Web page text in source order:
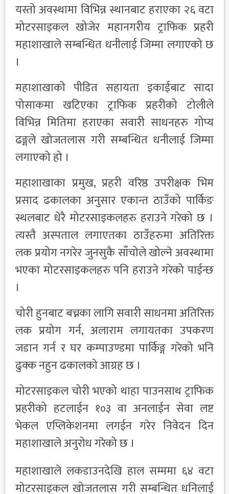
यस्तो अवस्थामा विभिन्न स्थानबाट हराएका २६ वटा
मोटरसाइकल खोजेर महानगरीय ट्राफिक प्रहरी
महाशाखाले सम्बन्धित धनीलाई जिम्मा लगाएको छ
।
महाशाखाको पीडित सहायता इकाईबाट सादा
पोसाकमा खटिएका ट्राफिक प्रहरीको टोलीले
विभिन्न मितिमा हराएका सवारी साधनहरु गोप्य
ढङ्गले खोजतलास गरी सम्बन्धित धनीलाई जिम्मा
लगाएको हो ।
महाशाखाका प्रमुख, प्रहरी वरिष्ठ उपरीक्षक भिम
प्रसाद ढकालका अनुसार एकान्त ठाउँको पार्किङ
स्थलबाट धेरै मोटरसाइकलहरु हराउने गरेको छ ।
त्यस्तै अस्पताल लगाएतका ठाउँहरुमा अतिरिक्त
लक प्रयोग नगरेर जुनसुकै साँचोले खोल्ने अवस्थामा
भएका मोटरसाइकलहरु पनि हराउने गरेको पाईन्छ
।
चोरी हुनबाट बच्नका लागि सवारी साधनमा अतिरिक्त
लक प्रयोग गर्न, अलाराम लगायतका उपकरण
जडान गर्न र घर कम्पाउण्डमा पार्किङ्ग गरेको भनि
ढुक्क नहुन ढकालको आग्रह छ ।
मोटरसाइकल चोरी भएको थाहा पाउनसाथ ट्राफिक
प्रहरीको हटलाईन १०३ वा अनलाईन सेवा लष्ट
भेकल एप्लिकेशनमा लगईन गरेर निवेदन दिन
महाशाखाले अनुरोध गरेको छ ।
महाशाखाले लकडाउनदेखि हाल सम्ममा ६४ वटा
मोटरसाइकल खोजतलास गरी सम्बन्धित धनिलाई